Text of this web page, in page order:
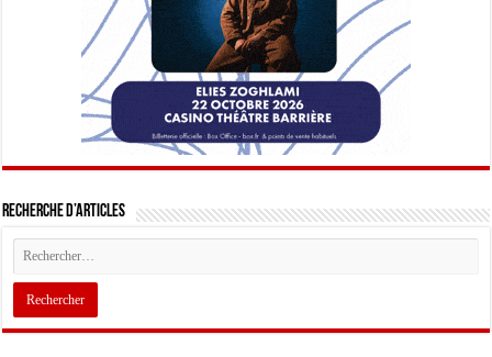
Recherche d’articles